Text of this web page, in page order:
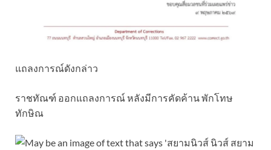
แถลงการณ์ดังกล่าว
ราชทัณฑ์ ออกแถลงการณ์ หลังมีการคัดค้าน พักโทษ
ทักษิณ